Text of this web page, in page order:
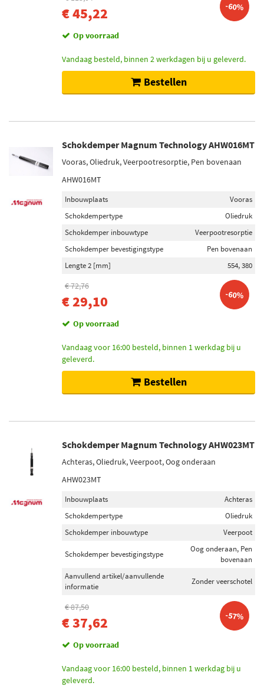
€ 45,22 -60%
Op voorraad
Vandaag besteld, binnen 2 werkdagen bij u geleverd.
Bestellen
Schokdemper Magnum Technology AHW016MT
Vooras, Oliedruk, Veerpootresorptie, Pen bovenaan
AHW016MT
Inbouwplaats
Vooras
Schokdempertype
Oliedruk
Schokdemper inbouwtype
Veerpootresorptie
Schokdemper bevestigingstype
Pen bovenaan
Lengte 2 [mm]
554, 380
€ 72,76
€ 29,10 -60%
Op voorraad
Vandaag voor 16:00 besteld, binnen 1 werkdag bij u
geleverd.
Bestellen
Schokdemper Magnum Technology AHW023MT
Achteras, Oliedruk, Veerpoot, Oog onderaan
AHW023MT
Inbouwplaats
Achteras
Schokdempertype
Oliedruk
Schokdemper inbouwtype
Veerpoot
Schokdemper bevestigingstype
Oog onderaan, Pen
bovenaan
Aanvullend artikel/aanvullende
informatie
Zonder veerschotel
€ 87,50
€ 37,62 -57%
Op voorraad
Vandaag voor 16:00 besteld, binnen 1 werkdag bij u
geleverd.